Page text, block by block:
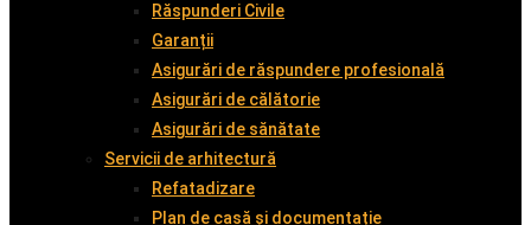
Răspunderi Civile
Garanții
Asigurări de răspundere profesională
Asigurări de călătorie
Asigurări de sănătate
Servicii de arhitectură
Refatadizare
Plan de casă și documentație